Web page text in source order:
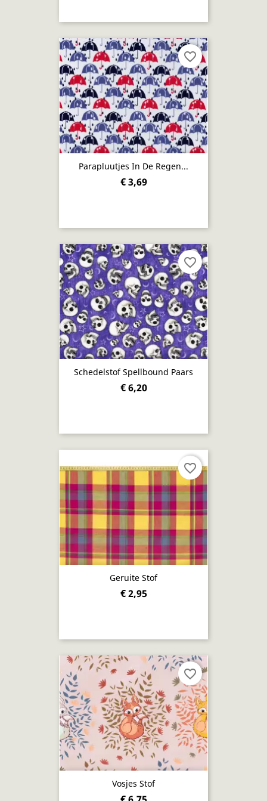
Parapluutjes In De Regen...
€ 3,69
favorite_border
Schedelstof Spellbound Paars
€ 6,20
favorite_border
Geruite Stof
€ 2,95
favorite_border
Vosjes Stof
favorite_border